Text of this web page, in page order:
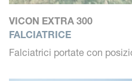
VICON EXTRA 300
FALCIATRICE
Falciatrici portate con